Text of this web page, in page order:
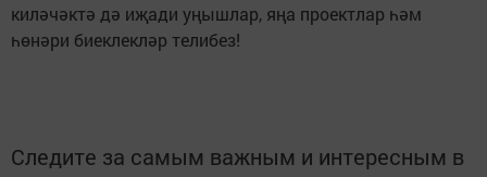
киләчәктә дә иҗади уңышлар, яңа проектлар һәм
һөнәри биеклекләр телибез!
Следите за самым важным и интересным в